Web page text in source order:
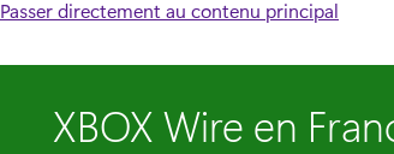
Passer directement au contenu principal
XBOX Wire en